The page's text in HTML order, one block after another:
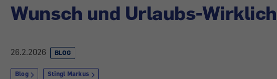
Wunsch und Urlaubs-
26.2.2026 BLOG
Blog Stingl Markus